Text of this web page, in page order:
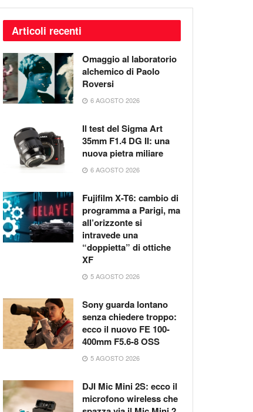
Articoli recenti
Omaggio al laboratorio
alchemico di Paolo
Roversi
6 AGOSTO 2026
Il test del Sigma Art
35mm F1.4 DG II: una
nuova pietra miliare
6 AGOSTO 2026
Fujifilm X-T6: cambio di
programma a Parigi, ma
all’orizzonte si
intravede una
“doppietta” di ottiche
XF
5 AGOSTO 2026
Sony guarda lontano
senza chiedere troppo:
ecco il nuovo FE 100-
400mm F5.6-8 OSS
5 AGOSTO 2026
DJI Mic Mini 2S: ecco il
microfono wireless che